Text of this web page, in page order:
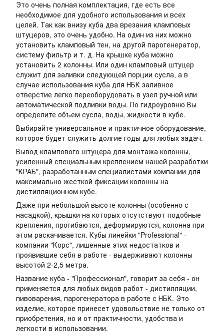
Это очень полная комплектация, где есть все
необходимое для удобного использования и всех
целей. Так как внизу куба два врезания кламповых
штуцеров, это очень удобно. На один из них можно
установить кламповый тен, на другой парогенератор,
систему фильтр и т. д. На крышке куба можно
установить 2 колонны. Или один кламповый штуцер
служит для заливки следующей порции сусла, а в
случае использования куба для НБК заливное
отверстие легко переоборудовать в узел ручной или
автоматической подливки воды. По гидроуровню Вы
определите объем сусла, воды, жидкости в кубе.
Выбирайте универсальное и практичное оборудование,
которое будет служить долгие годы для любых задач.
Вывод клампового штуцера для монтажа колонны,
усиленный специальным креплением нашей разработки
"КРАБ", разработанным специалистами компании для
максимально жесткой фиксации колонны на
дистилляционном кубе.
Даже при небольшой высоте колонны (особенно с
насадкой), крышки на которых отсутствуют подобные
крепления, прогибаются, деформируются, колонна при
этом раскачивается. Кубы линейки "Professional" -
компании "Корс", лишенные этих недостатков и
проявившие себя в работе - выдерживают колонны
высотой 2-2,5 метра.
Название куба - "Профессионал", говорит за себя - он
применяется для любых видов работ - дистилляции,
пивоварения, парогенератора в работе с НБК. Это
изделие, которое принесет удовольствие не только от
приобретения, но и от практичности, удобства и
легкости в использовании.